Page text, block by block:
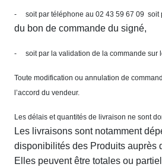
- soit par téléphone au 02 43 59 67 09 soit
du bon de commande du signé,
- soit par la validation de la commande sur
Toute modification ou annulation de
l’accord du vendeur.
Les délais et quantités de livraison ne sont
Les livraisons sont notamment
disponibilités des Produits auprès
Elles peuvent être totales ou